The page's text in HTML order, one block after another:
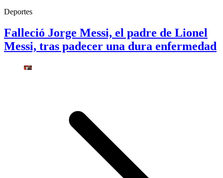
Deportes
Falleció Jorge Messi, el padre de Lionel
Messi, tras padecer una dura enfermedad